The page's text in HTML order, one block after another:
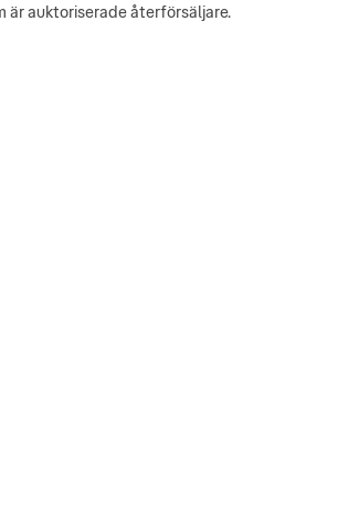
är auktoriserade återförsäljare.